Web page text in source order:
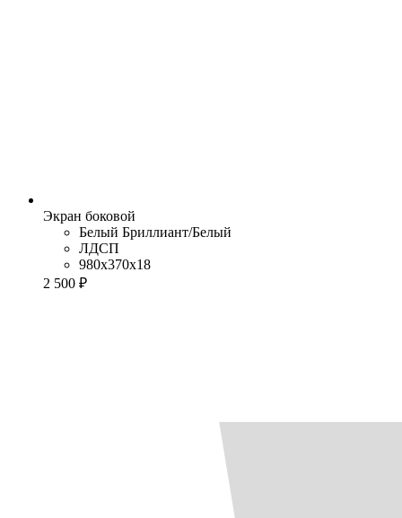
Экран боковой
Белый Бриллиант/Белый
ЛДСП
980x370x18
2 500 ₽